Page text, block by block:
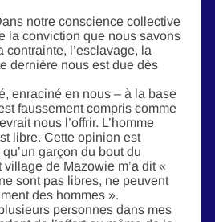
notre conscience collective
la conviction que nous savons
contrainte, l’esclavage, la
dernière nous est due dès
enraciné en nous – à la base
faussement compris comme
nous l’offrir. L’homme
libre. Cette opinion est
garçon du bout du
village de Mazowie m’a dit «
sont pas libres, ne peuvent
des hommes ».
personnes dans mes